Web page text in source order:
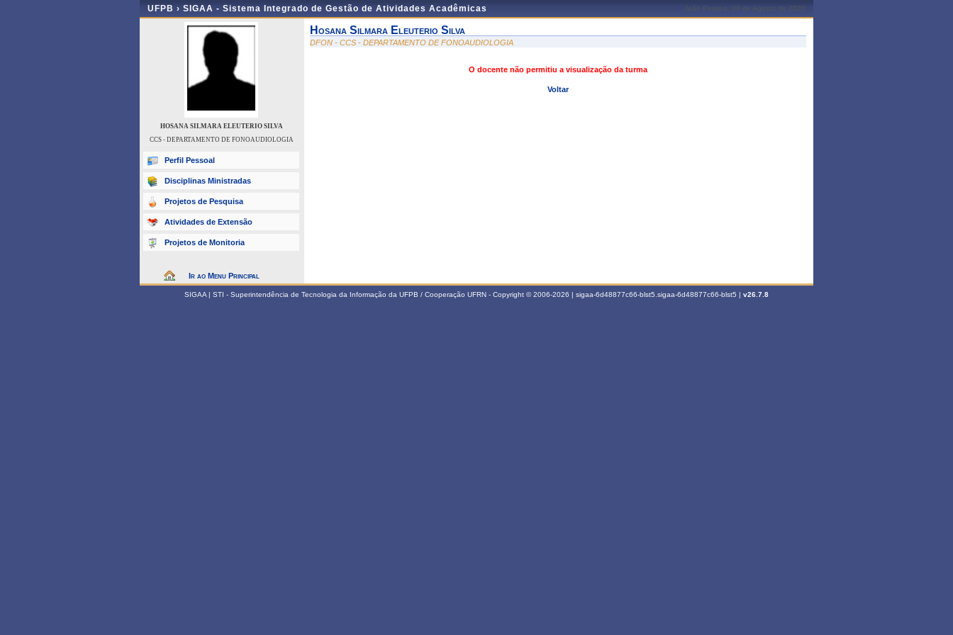
UFPB › SIGAA - Sistema Integrado de Gestão de Atividades Acadêmicas João Pessoa, 09 de Agosto de 2026
HOSANA SILMARA ELEUTERIO SILVA
CCS - DEPARTAMENTO DE FONOAUDIOLOGIA
Perfil Pessoal
Disciplinas Ministradas
Projetos de Pesquisa
Atividades de Extensão
Projetos de Monitoria
Ir ao Menu Principal
Hosana Silmara Eleuterio Silva
DFON - CCS - DEPARTAMENTO DE FONOAUDIOLOGIA
O docente não permitiu a visualização da turma
Voltar
SIGAA | STI - Superintendência de Tecnologia da Informação da UFPB / Cooperação UFRN - Copyright © 2006-2026 | sigaa-6d48877c66-blst5.sigaa-6d48877c66-blst5 | v26.7.8